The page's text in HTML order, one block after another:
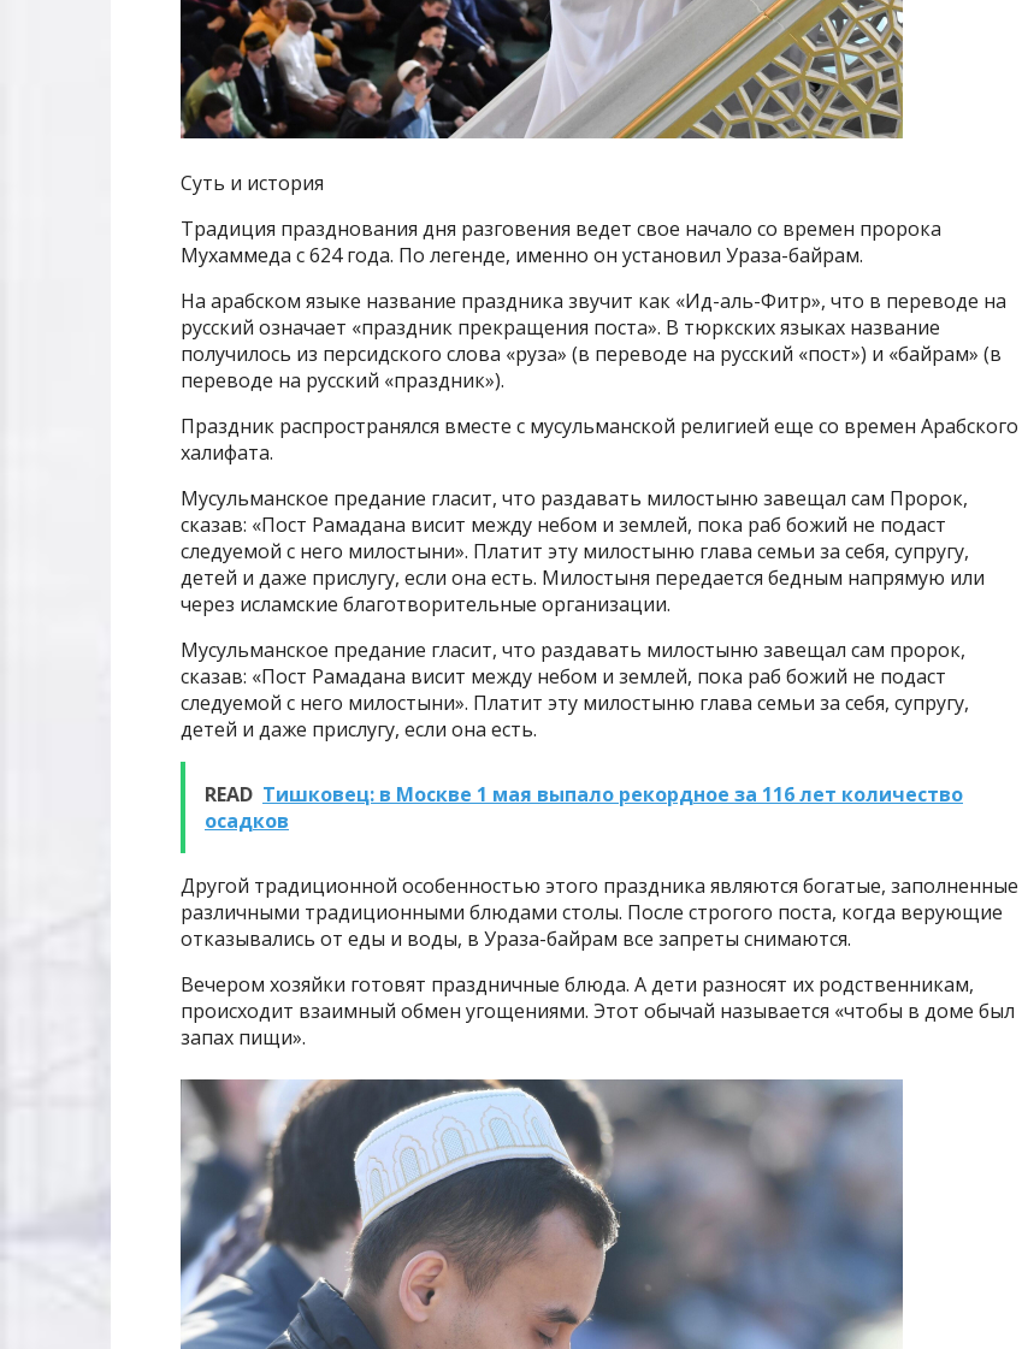
Суть и история
Традиция празднования дня разговения ведет свое начало со времен пророка
Мухаммеда с 624 года. По легенде, именно он установил Ураза-байрам.
На арабском языке название праздника звучит как «Ид-аль-Фитр», что в переводе на
русский означает «праздник прекращения поста». В тюркских языках название
получилось из персидского слова «руза» (в переводе на русский «пост») и «байрам» (в
переводе на русский «праздник»).
Праздник распространялся вместе с мусульманской религией еще со времен Арабского
халифата.
Мусульманское предание гласит, что раздавать милостыню завещал сам Пророк,
сказав: «Пост Рамадана висит между небом и землей, пока раб божий не подаст
следуемой с него милостыни». Платит эту милостыню глава семьи за себя, супругу,
детей и даже прислугу, если она есть. Милостыня передается бедным напрямую или
через исламские благотворительные организации.
Мусульманское предание гласит, что раздавать милостыню завещал сам пророк,
сказав: «Пост Рамадана висит между небом и землей, пока раб божий не подаст
следуемой с него милостыни». Платит эту милостыню глава семьи за себя, супругу,
детей и даже прислугу, если она есть.
READ Тишковец: в Москве 1 мая выпало рекордное за 116 лет количество
осадков
Другой традиционной особенностью этого праздника являются богатые, заполненные
различными традиционными блюдами столы. После строгого поста, когда верующие
отказывались от еды и воды, в Ураза-байрам все запреты снимаются.
Вечером хозяйки готовят праздничные блюда. А дети разносят их родственникам,
происходит взаимный обмен угощениями. Этот обычай называется «чтобы в доме был
запах пищи».